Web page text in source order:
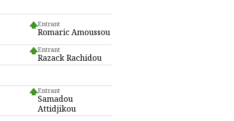
Entrant
Romaric Amoussou
Entrant
Razack Rachidou
Entrant
Samadou
Attidjikou